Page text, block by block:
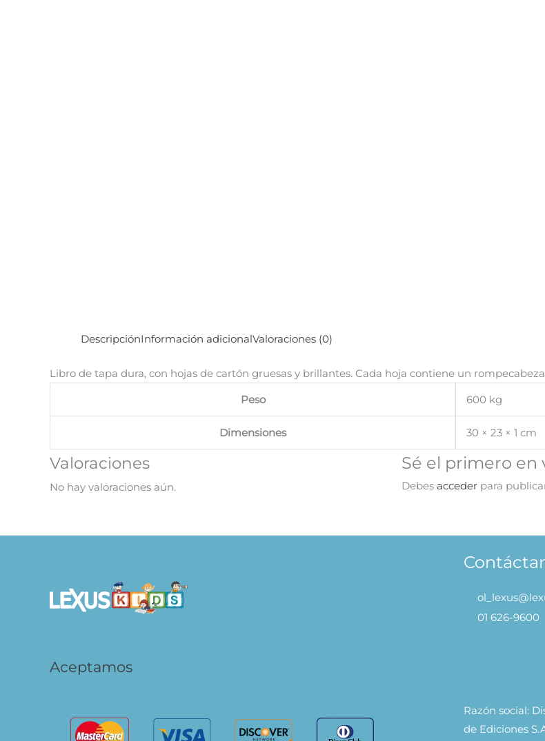
DescripciónInformación adicionalValoraciones (0)
Libro de tapa dura, con hojas de cartón gruesas y brillantes. Cada hoja contiene un
Peso
600 kg
Dimensiones 30 × 23 × 1 cm
Valoraciones
No hay valoraciones aún.
Sé el primero en
Debes acceder para
Aceptamos
01 626-9600
Razón social:
de Ediciones